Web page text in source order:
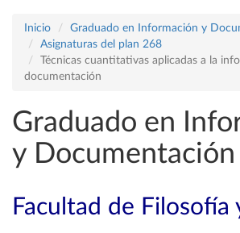
Inicio
Graduado en Información y
Asignaturas del plan 268
Técnicas cuantitativas aplicadas a la
documentación
Graduado en
y Documentación
Facultad de Filosofía